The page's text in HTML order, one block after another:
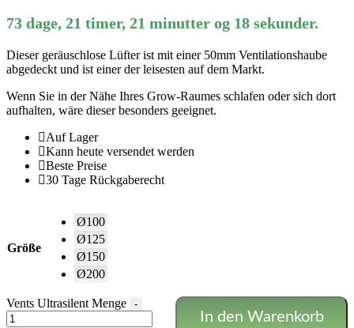
73 dage, 21 timer, 21 minutter og 18 sekunder.
Dieser geräuschlose Lüfter ist mit einer 50mm Ventilationshaube
abgedeckt und ist einer der leisesten auf dem Markt.
Wenn Sie in der Nähe Ihres Grow-Raumes schlafen oder sich dort
aufhalten, wäre dieser besonders geeignet.
Auf Lager
Kann heute versendet werden
Beste Preise
30 Tage Rückgaberecht
Größe
Ø100
Ø125
Ø150
Ø200
Vents Ultrasilent Menge -
In den Warenkorb